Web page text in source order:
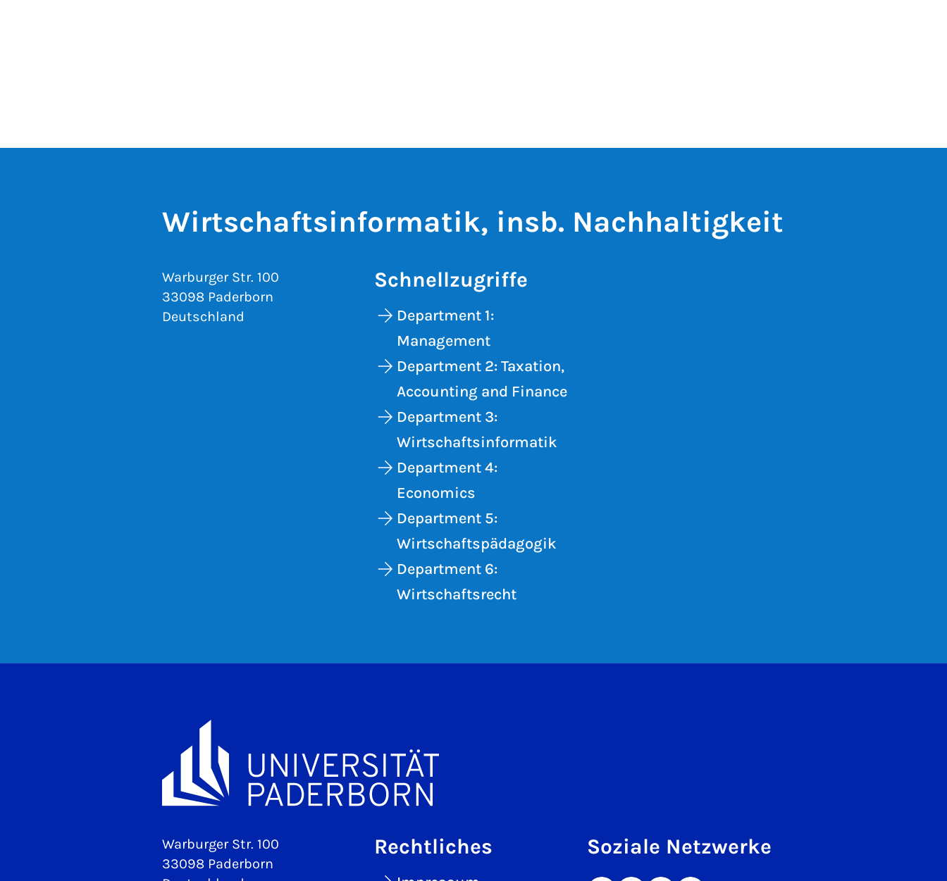
Wirtschaftsinformatik, insb. Nachhaltigkeit
Warburger Str. 100
33098 Paderborn
Deutschland
Schnellzugriffe
Department 1:
Management
Department 2: Taxation,
Accounting and Finance
Department 3:
Wirtschaftsinformatik
Department 4:
Economics
Department 5:
Wirtschaftspädagogik
Department 6:
Wirtschaftsrecht
Warburger Str. 100
33098 Paderborn
Rechtliches Soziale Netzwerke